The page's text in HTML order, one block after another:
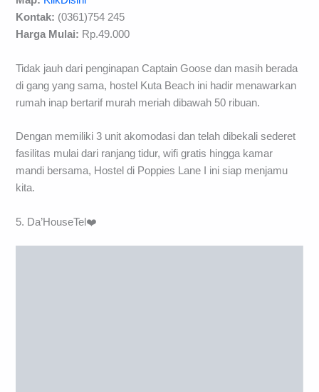
Kontak: (0361)754 245
Harga Mulai: Rp.49.000
Tidak jauh dari penginapan Captain Goose dan masih berada
di gang yang sama, hostel Kuta Beach ini hadir menawarkan
rumah inap bertarif murah meriah dibawah 50 ribuan.
Dengan memiliki 3 unit akomodasi dan telah dibekali sederet
fasilitas mulai dari ranjang tidur, wifi gratis hingga kamar
mandi bersama, Hostel di Poppies Lane I ini siap menjamu
kita.
5. Da’HouseTel❤️